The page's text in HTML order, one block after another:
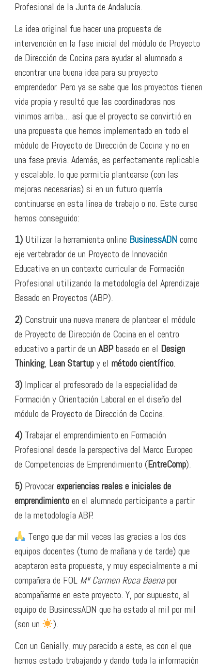
Profesional de la Junta de Andalucía.
La idea original fue hacer una propuesta de
intervención en la fase inicial del módulo de Proyecto
de Dirección de Cocina para ayudar al alumnado a
encontrar una buena idea para su proyecto
emprendedor. Pero ya se sabe que los proyectos tienen
vida propia y resultó que las coordinadoras nos
vinimos arriba… así que el proyecto se convirtió en
una propuesta que hemos implementado en todo el
módulo de Proyecto de Dirección de Cocina y no en
una fase previa. Además, es perfectamente replicable
y escalable, lo que permitía plantearse (con las
mejoras necesarias) si en un futuro querría
continuarse en esta línea de trabajo o no. Este curso
hemos conseguido:
1) Utilizar la herramienta online BusinessADN como
eje vertebrador de un Proyecto de Innovación
Educativa en un contexto curricular de Formación
Profesional utilizando la metodología del Aprendizaje
Basado en Proyectos (ABP).
2) Construir una nueva manera de plantear el módulo
de Proyecto de Dirección de Cocina en el centro
educativo a partir de un ABPbasado en el Design
Thinking, Lean Startupy el método científico.
3) Implicar al profesorado de la especialidad de
Formación y Orientación Laboral en el diseño del
módulo de Proyecto de Dirección de Cocina.
4) Trabajar el emprendimiento en Formación
Profesional desde la perspectiva del Marco Europeo
de Competencias de Emprendimiento (EntreComp).
5) Provocarexperiencias reales e iniciales de
emprendimientoen el alumnado participante a partir
de la metodología ABP.
Tengo que dar mil veces las gracias a los dos
equipos docentes (turno de mañana y de tarde) que
aceptaron esta propuesta, y muy especialmente a mi
compañera de FOL Mª Carmen Roca Baenapor
acompañarme en este proyecto. Y, por supuesto, al
equipo de BusinessADN que ha estado al mil por mil
(son un
).
Con un Genially, muy parecido a este, es con el que
hemos estado trabajando y dando toda la información